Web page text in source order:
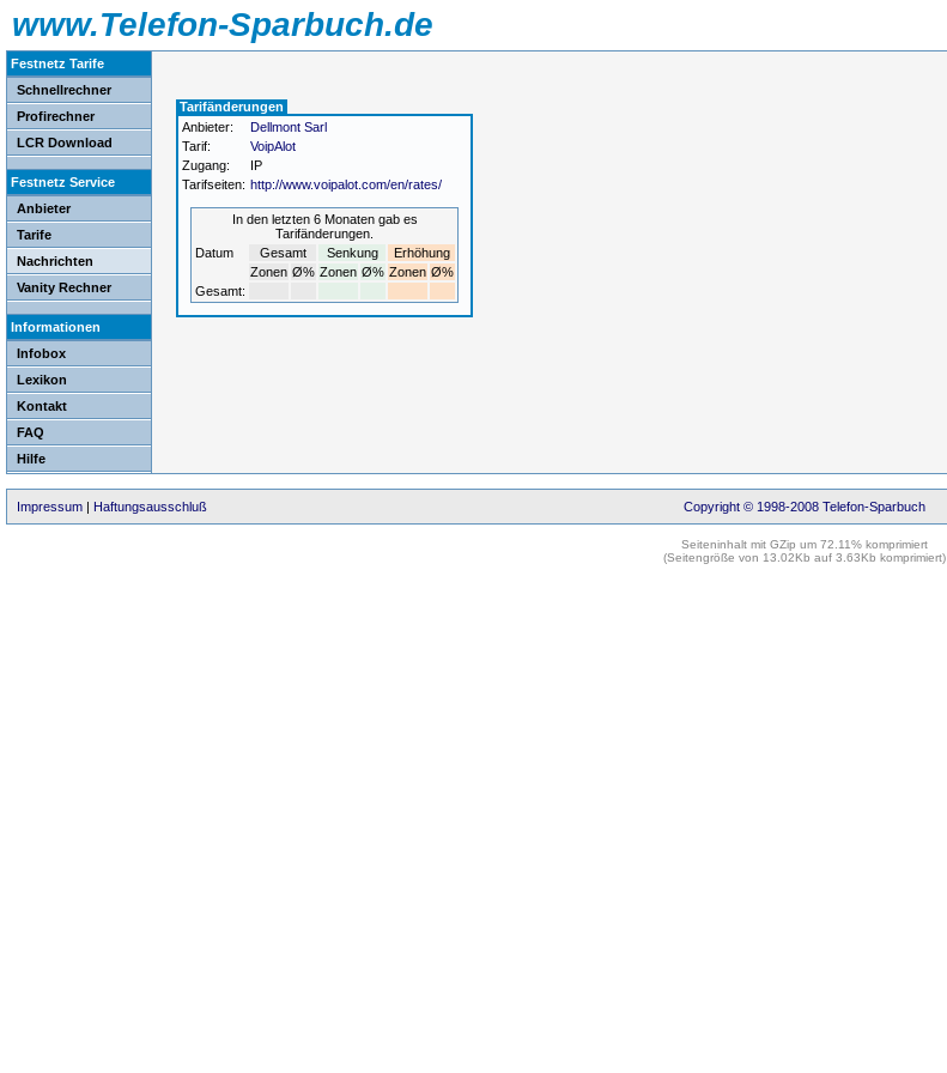
www.Telefon-Sparbuch.de
Festnetz Tarife
Schnellrechner
Profirechner
LCR Download
Festnetz Service
Anbieter
Tarife
Nachrichten
Vanity Rechner
Informationen
Infobox
Lexikon
Kontakt
FAQ
Hilfe
Tarifänderungen
Anbieter:
Dellmont Sarl
Tarif:
VoipAlot
Zugang:
IP
Tarifseiten: http://www.voipalot.com/en/rates/
In den letzten 6 Monaten gab es
Tarifänderungen.
Datum
Gesamt Senkung
Erhöhung
Zonen Ø% Zonen Ø% Zonen Ø%
Gesamt:
Impressum | Haftungsausschluß Copyright © 1998-2008 Telefon-Sparbuch
Seiteninhalt mit GZip um 72.11% komprimiert
(Seitengröße von 13.02Kb auf 3.63Kb komprimiert)